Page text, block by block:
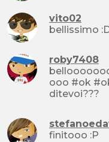
vito02
roby7408
ooo #ok #ok ioo ioo ;) :D che cosa ne
ditevoi???
finitooo :P